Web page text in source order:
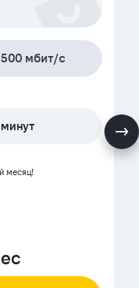
500 мбит/с
месяц!